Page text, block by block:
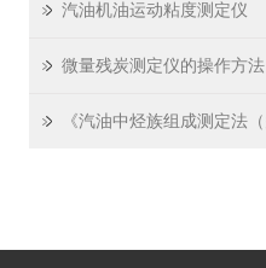
汽油机油运动粘度测定仪
微量残炭测定仪的操作方法